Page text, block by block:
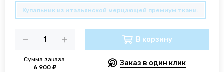
Купальник из итальянской мерцающей премиум ткани.
Сумма заказа:
6 900 ₽
В корзину
Заказ в один клик